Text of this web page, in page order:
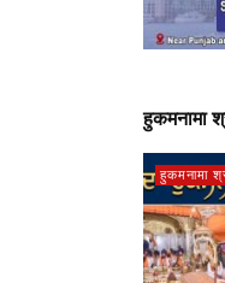
हुकमनामा
हुकमनामा